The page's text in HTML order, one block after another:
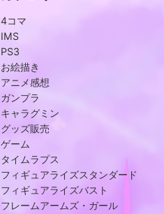
4コマ
IMS
PS3
お絵描き
アニメ感想
ガンプラ
キャラグミン
グッズ販売
ゲーム
タイムラプス
フィギュアライズスタンダード
フィギュアライズバスト
フレームアームズ・ガール